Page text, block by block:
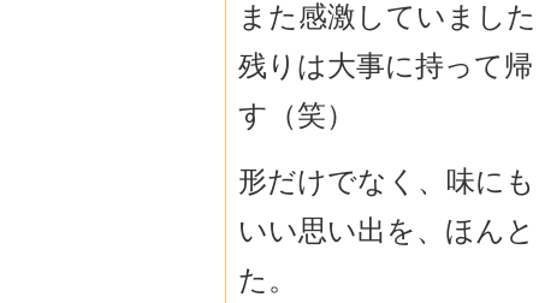
また感激していまし
残りは大事に持って
す（笑）
形だけでなく、味に
いい思い出を、ほん
た。